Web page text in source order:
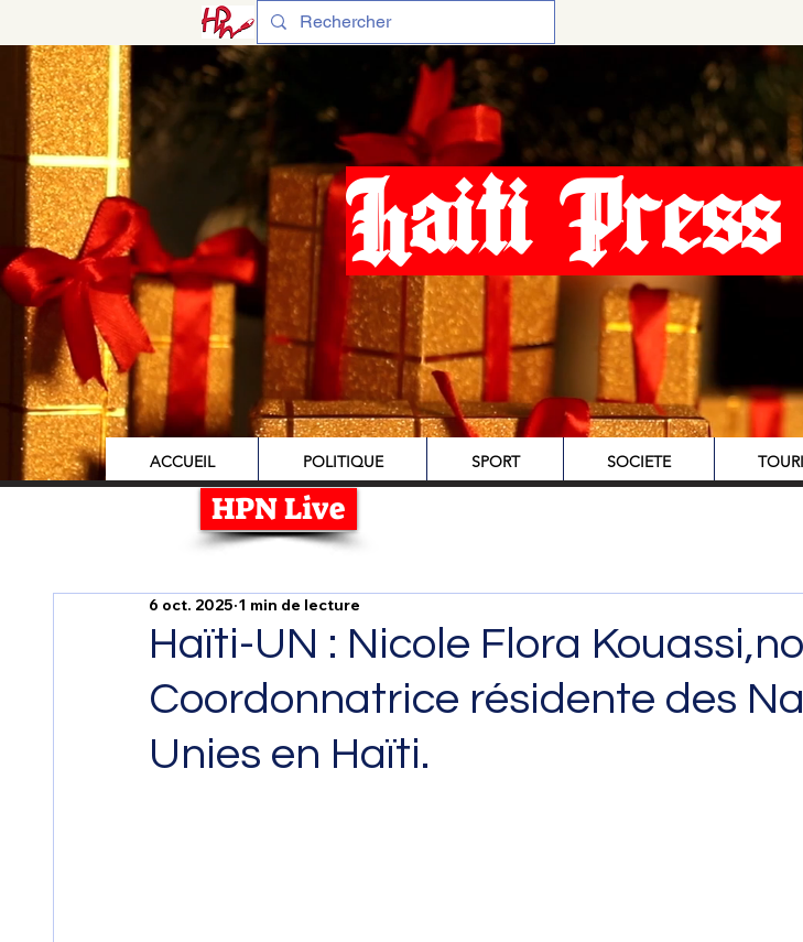
Haiti
ACCUEIL POLITIQUE SPORT SOCIETE
HPN Live
Haïti-UN : Nicole Flora
Coordonnatrice résidente des
Unies en Haïti.
6 oct. 2025 1 min de lecture